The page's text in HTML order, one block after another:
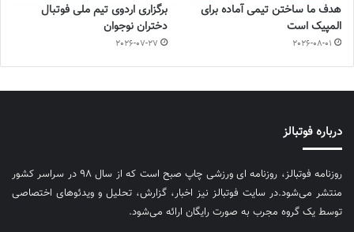
هدف ما ساختن تیمی آماده برای
المپیک است
2026-08-01
برگزاری اردوی تیم ملی فوتبال
دختران نوجوان
2026-07-27
درباره فوتبالز
روزنامه فوتبالز، روزنامه ای ورزشی چاپ صبح است که از سال ۹۸ در سراسر کشور
منتشر می‌شود.در سایت فوتبالز نیز اخبار، گزارش، تحلیل و ویدئوهای اختصاصی
توسط یک گروه مجرب به صورت رایگان ارائه می‌شود.